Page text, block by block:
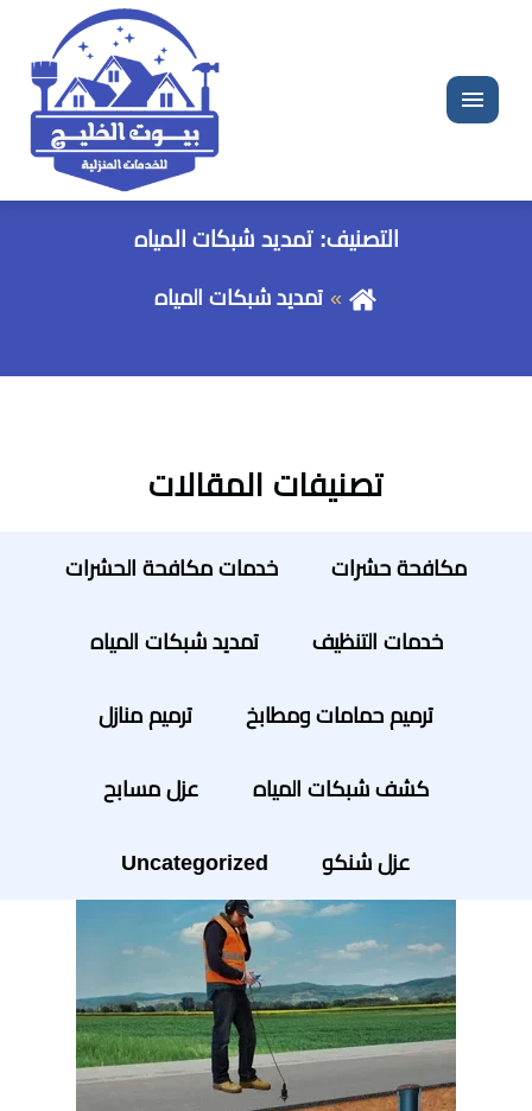
القائمة
التصنيف:تمديد شبكات المياه
تمديد شبكات المياه
تصنيفات المقالات
مكافحة حشرات خدمات مكافحة الحشرات
خدمات التنظيف تمديد شبكات المياه
ترميم حمامات ومطابخ ترميم منازل
كشف شبكات المياه عزل مسابح
عزل شنكو Uncategorized